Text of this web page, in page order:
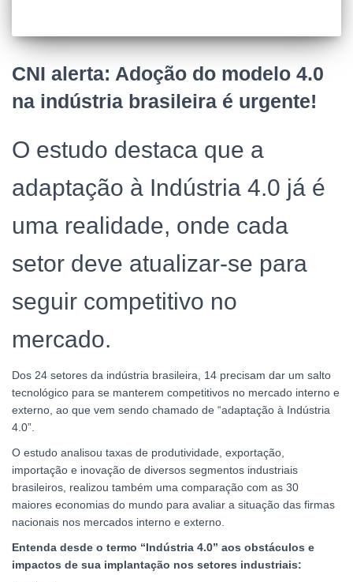
CNI alerta: Adoção do modelo 4.0
na indústria brasileira é urgente!
O estudo destaca que a
adaptação à Indústria 4.0 já é
uma realidade, onde cada
setor deve atualizar-se para
seguir competitivo no
mercado.
Dos 24 setores da indústria brasileira, 14 precisam dar um salto
tecnológico para se manterem competitivos no mercado interno e
externo, ao que vem sendo chamado de “adaptação à Indústria
4.0”.
O estudo analisou taxas de produtividade, exportação,
importação e inovação de diversos segmentos industriais
brasileiros, realizou também uma comparação com as 30
maiores economias do mundo para avaliar a situação das firmas
nacionais nos mercados interno e externo.
Entenda desde o termo “Indústria 4.0” aos obstáculos e
impactos de sua implantação nos setores industriais: